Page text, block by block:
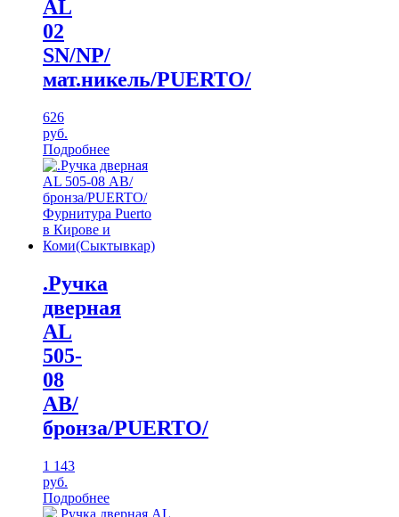
AL
02
SN/NP/
мат.никель/PUERTO/
626
руб.
Подробнее
.Ручка
дверная
AL
505-
08
АВ/
бронза/PUERTO/
1 143
руб.
Подробнее